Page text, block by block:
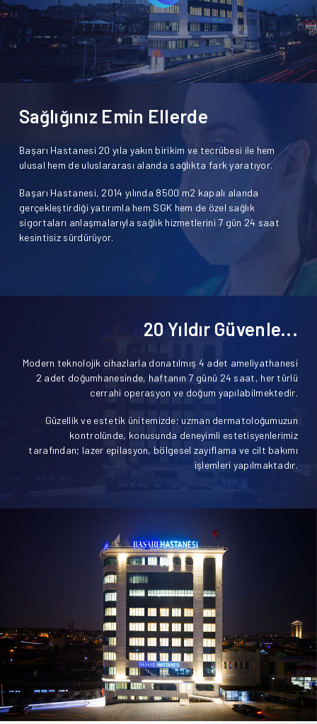
Sağlığınız Emin Ellerde
Başarı Hastanesi 20 yıla yakın birikim ve tecrübesi ile hem
ulusal hem de uluslararası alanda sağlıkta fark yaratıyor.
Başarı Hastanesi, 2014 yılında 8500 m2 kapalı alanda
gerçekleştirdiği yatırımla hem SGK hem de özel sağlık
sigortaları anlaşmalarıyla sağlık hizmetlerini 7 gün 24 saat
kesintisiz sürdürüyor.
20 Yıldır Güvenle...
Modern teknolojik cihazlarla donatılmış 4 adet ameliyathanesi
2 adet doğumhanesinde, haftanın 7 günü 24 saat, her türlü
cerrahi operasyon ve doğum yapılabilmektedir.
Güzellik ve estetik ünitemizde; uzman dermatoloğumuzun
kontrolünde, konusunda deneyimli estetisyenlerimiz
tarafından; lazer epilasyon, bölgesel zayıflama ve cilt bakımı
işlemleri yapılmaktadır.